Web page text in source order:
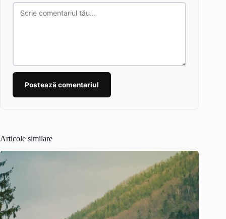
Postează comentariul
Articole similare